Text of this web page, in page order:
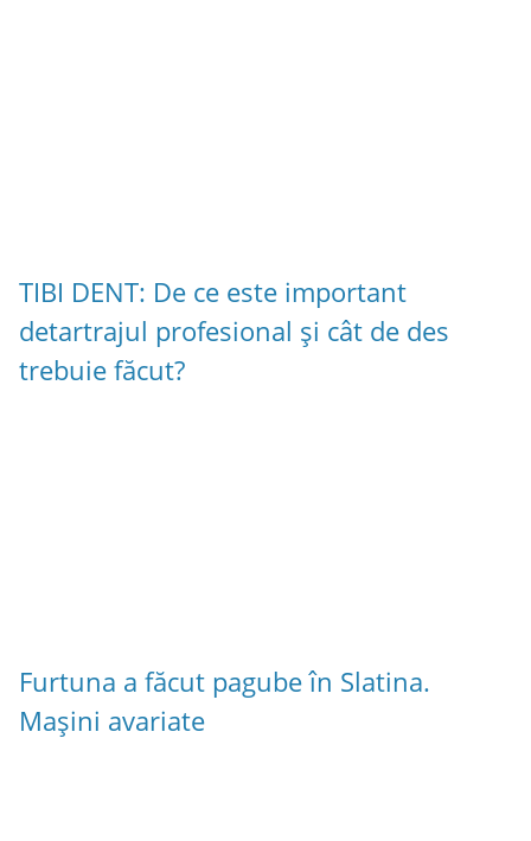
TIBI DENT: De ce este important
detartrajul profesional și cât de des
trebuie făcut?
Furtuna a făcut pagube în Slatina.
Mașini avariate